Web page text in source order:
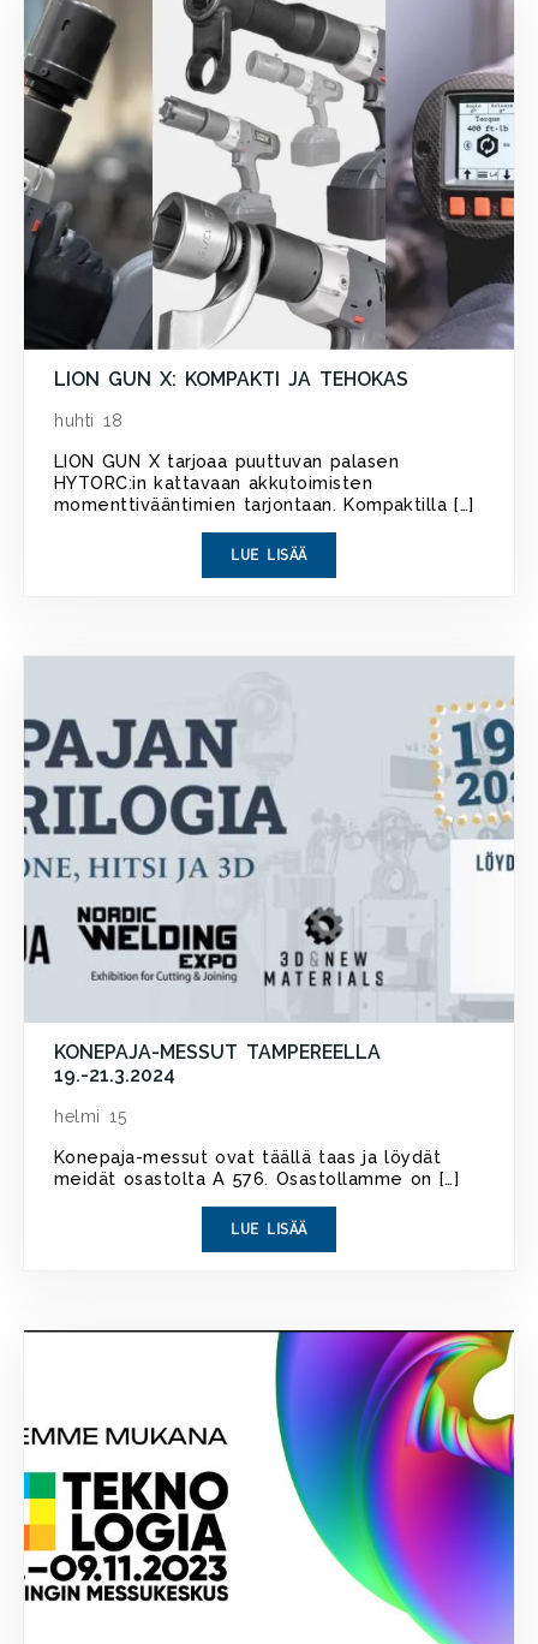
LION GUN X: KOMPAKTI JA TEHOKAS
huhti 18
LION GUN X tarjoaa puuttuvan palasen
HYTORC:in kattavaan akkutoimisten
momenttivääntimien tarjontaan. Kompaktilla […]
LUE LISÄÄ
KONEPAJA-MESSUT TAMPEREELLA
19.-21.3.2024
helmi 15
Konepaja-messut ovat täällä taas ja löydät
meidät osastolta A 576. Osastollamme on […]
LUE LISÄÄ